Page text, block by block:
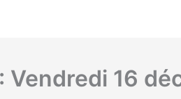
Vendredi 16